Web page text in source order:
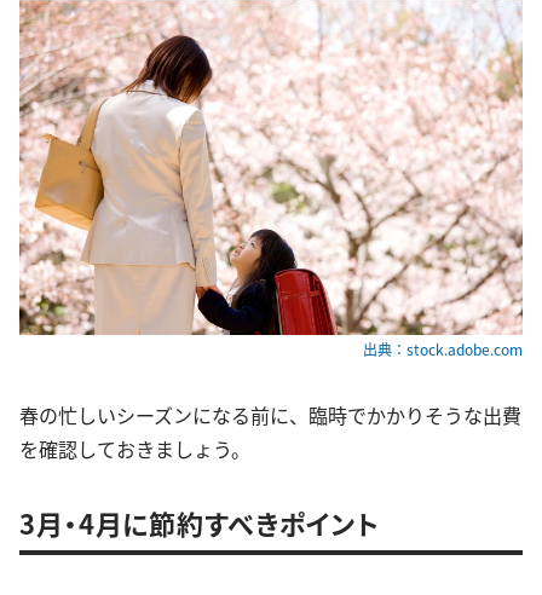
出典：stock.adobe.com
春の忙しいシーズンになる前に、臨時でかかりそうな出費
を確認しておきましょう。
3月・4月に節約すべきポイント